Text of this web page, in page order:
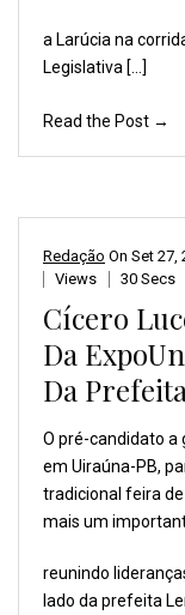
a Larúcia na
Legislativa […]
Read the Post →
Redação On Set 27,
Views
30 Secs
Cícero
Da
Da
O pré-candidato a
em Uiraúna-PB,
tradicional feira de
mais um
reunindo
lado da prefeita